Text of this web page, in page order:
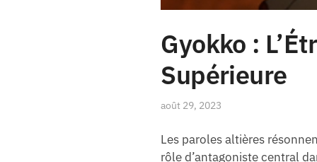
Gyokko :
Supérieure
août 29, 2023
Les paroles altières
rôle d’antagoniste central